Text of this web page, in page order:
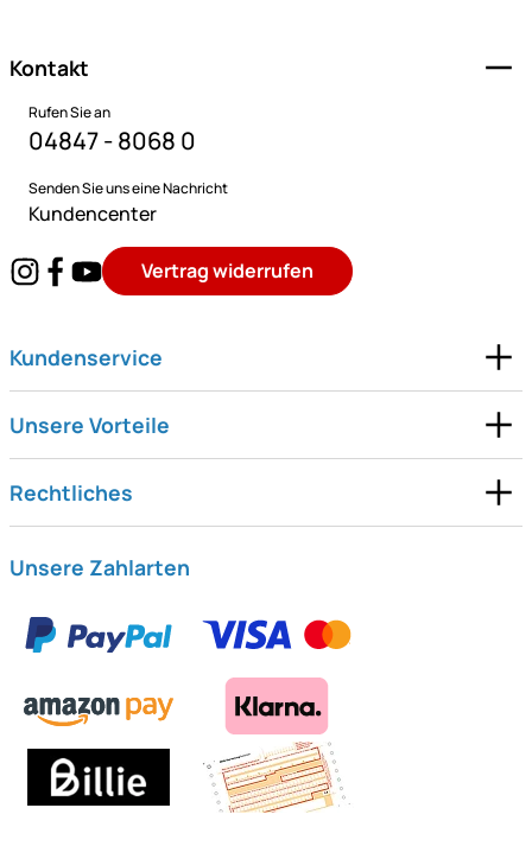
Kontakt
Rufen Sie an
04847 - 8068 0
Senden Sie uns eine Nachricht
Kundencenter
Vertrag widerrufen
Kundenservice
Unsere Vorteile
Rechtliches
Unsere Zahlarten